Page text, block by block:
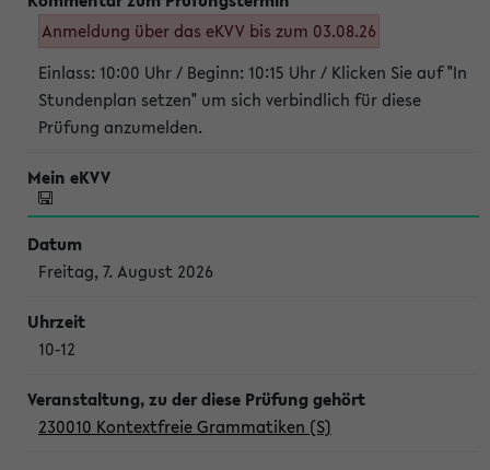
Anmeldung über das eKVV bis zum 03.08.26
Einlass: 10:00 Uhr / Beginn: 10:15 Uhr / Klicken Sie auf "In
Stundenplan setzen" um sich verbindlich für diese
Prüfung anzumelden.
Freitag, 7. August 2026
10-12
230010 Kontextfreie Grammatiken (S)